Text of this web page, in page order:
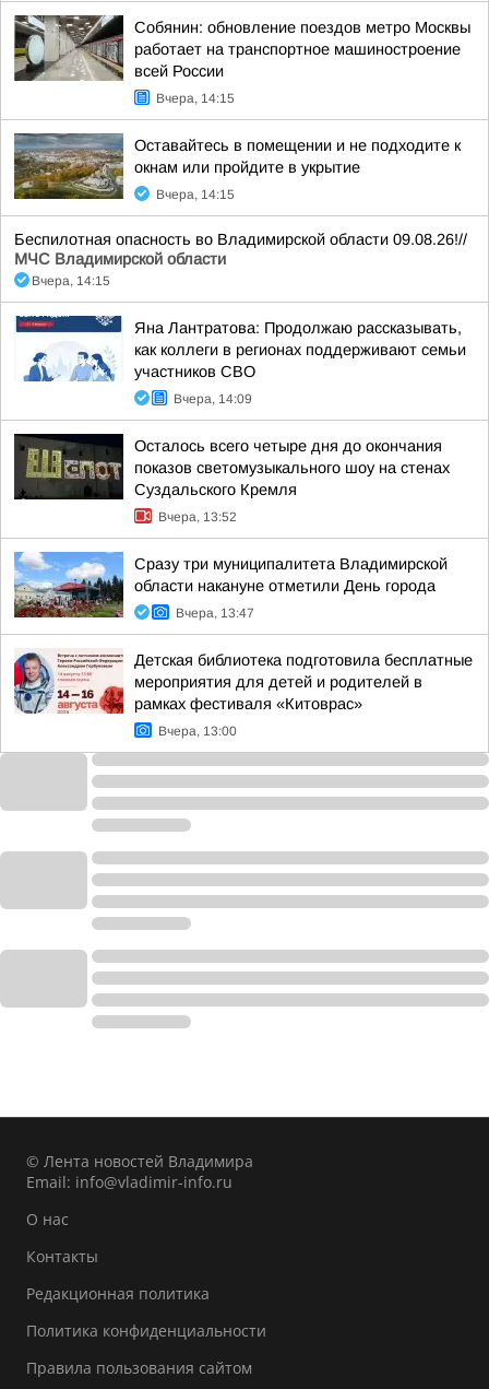
Собянин: обновление поездов метро Москвы
работает на транспортное машиностроение
всей России
Вчера, 14:15
Оставайтесь в помещении и не подходите к
окнам или пройдите в укрытие
Вчера, 14:15
Беспилотная опасность во Владимирской области 09.08.26!//
МЧС Владимирской области
Вчера, 14:15
Яна Лантратова: Продолжаю рассказывать,
как коллеги в регионах поддерживают семьи
участников СВО
Вчера, 14:09
Осталось всего четыре дня до окончания
показов светомузыкального шоу на стенах
Суздальского Кремля
Вчера, 13:52
Сразу три муниципалитета Владимирской
области накануне отметили День города
Вчера, 13:47
Детская библиотека подготовила бесплатные
мероприятия для детей и родителей в
рамках фестиваля «Китоврас»
Вчера, 13:00
© Лента новостей Владимира
Email: info@vladimir-info.ru
О нас
Контакты
Редакционная политика
Политика конфиденциальности
Правила пользования сайтом